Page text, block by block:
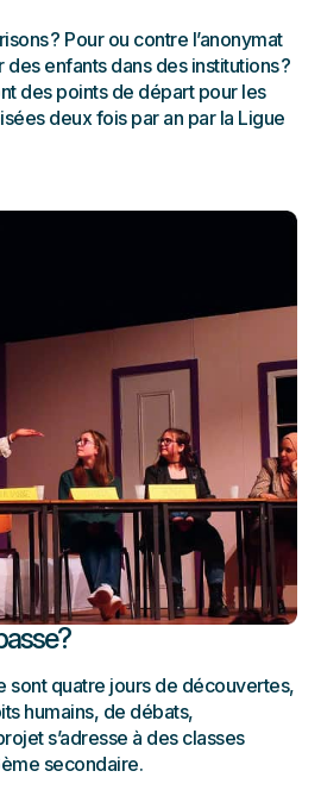
? Pour ou contre l’anonymat
des enfants dans des institutions ?
des points de départ pour les
deux fois par an par la Ligue
sont quatre jours de découvertes,
humains, de débats,
s’adresse à des classes
secondaire.